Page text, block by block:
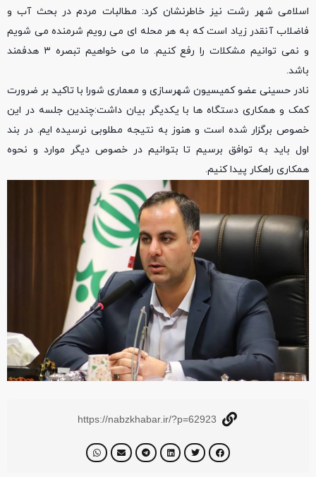
اسلامی شهر رشت نیز خاطرنشان کرد: مطالبات مردم در بحث آب و
فاضلاب آنقدر زیاد است که به هر محله ای می رویم شرمنده می شویم
و نمی توانیم مشکلات را رفع کنیم. ما می خواهیم تبصره ۳ هدفمند
باشد.
نادر حسینی عضو کمیسیون شهرسازی و معماری شورا با تاکید بر ضرورت
کمک و همکاری دستگاه ها با یکدیگر بیان داشت:چندین جلسه در این
خصوص برگزار شده است و هنوز به نتیجه مطلوبی نرسیده ایم. در بند
اول باید به توافق برسیم تا بتوانیم در خصوص دیگر موارد و نحوه
همکاری راهکار پیدا کنیم.
https://nabzkhabar.ir/?p=62923